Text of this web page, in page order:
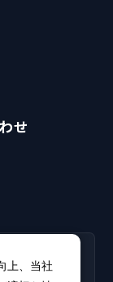
せ
（会員専
上、当社